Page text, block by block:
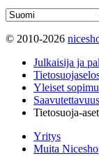
© 2010-2026
Julkaisija ja
Yleiset
Tietosuoja-
Yritys
Muita